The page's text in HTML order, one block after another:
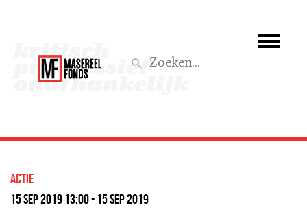
Wat we doen
Steun ons
actie
15 sep 2019 13:00 - 15 sep 2019